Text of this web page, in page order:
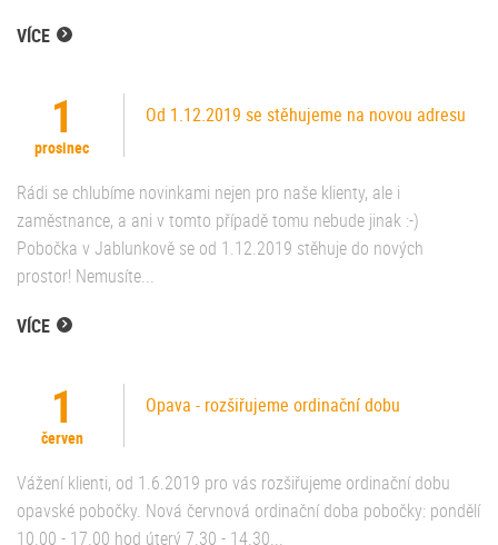
VÍCE
1
prosinec
Od 1.12.2019 se stěhujeme na novou adresu
Rádi se chlubíme novinkami nejen pro naše klienty, ale i
zaměstnance, a ani v tomto případě tomu nebude jinak :-)
Pobočka v Jablunkově se od 1.12.2019 stěhuje do nových
prostor! Nemusíte...
VÍCE
1
červen
Opava - rozšiřujeme ordinační dobu
Vážení klienti, od 1.6.2019 pro vás rozšiřujeme ordinační dobu
opavské pobočky. Nová červnová ordinační doba pobočky: pondělí
10.00 - 17.00 hod úterý 7.30 - 14.30...